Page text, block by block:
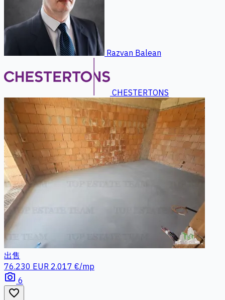
Razvan Balean
CHESTERTONS
出售
76.230 EUR 2.017 €/mp
photo_camera 6
favorite_border